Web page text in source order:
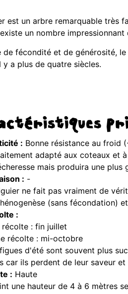
est un arbre remarquable très
un nombre
de fécondité et de générosité,
a plus de quatre siècles.
: Bonne résistance au froid
adapté aux coteaux et
mais produira une
: -
ne fait pas vraiment de
(sans fécondation)
:
récolte : fin juillet
récolte : mi-octobre
d'été sont souvent plus
car ils perdent de leur saveur
: Haute
une hauteur de 4 à 6 mètres